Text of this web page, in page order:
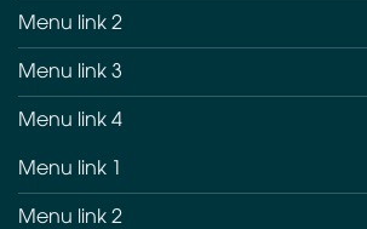
Menu link 2
Menu link 3
Menu link 4
Menu link 1
Menu link 2